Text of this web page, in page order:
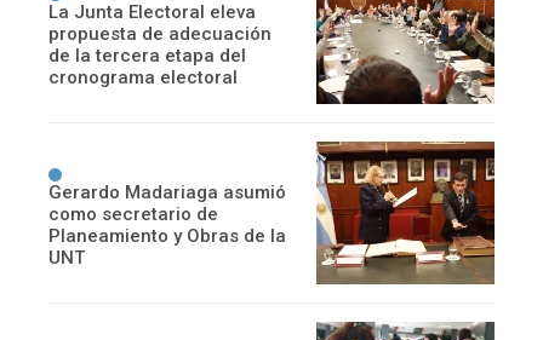
La Junta Electoral eleva
propuesta de adecuación
de la tercera etapa del
cronograma electoral
Gerardo Madariaga asumió
como secretario de
Planeamiento y Obras de la
UNT